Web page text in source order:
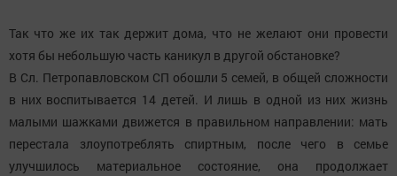
Так что же их так держит дома, что не желают они провести
хотя бы небольшую часть каникул в другой обстановке?
В Сл. Петропавловском СП обошли 5 семей, в общей сложности
в них воспитывается 14 детей. И лишь в одной из них жизнь
малыми шажками движется в правильном направлении: мать
перестала злоупотреблять спиртным, после чего в семье
улучшилось материальное состояние, она продолжает